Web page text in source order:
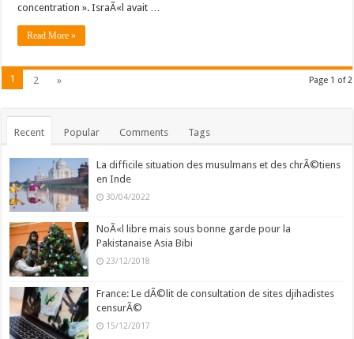
concentration ». IsraÃ«l avait …
Read More »
Page 1 of 2
1 2 »
Recent Popular Comments Tags
La difficile situation des musulmans et des chrÃ©tiens
en Inde
30/04/2022
NoÃ«l libre mais sous bonne garde pour la
Pakistanaise Asia Bibi
23/12/2018
France: Le dÃ©lit de consultation de sites djihadistes
censurÃ©
15/12/2017